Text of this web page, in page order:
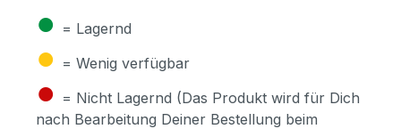
● = Lagernd
● = Wenig verfügbar
● = Nicht Lagernd (Das Produkt wird für Dich
nach Bearbeitung Deiner Bestellung beim